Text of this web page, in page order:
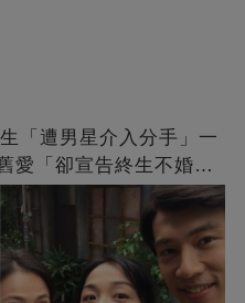
「遭男星介入分手」一